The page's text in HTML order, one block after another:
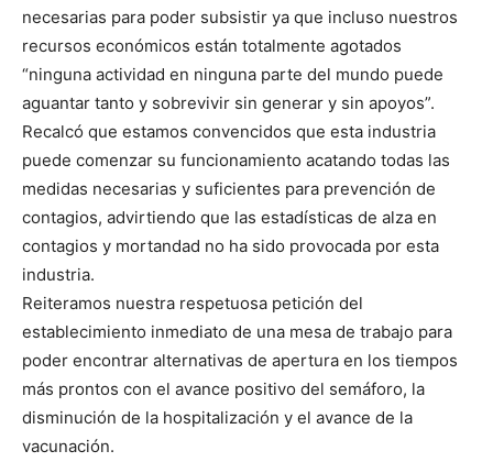
necesarias para poder subsistir ya que incluso nuestros
recursos económicos están totalmente agotados
“ninguna actividad en ninguna parte del mundo puede
aguantar tanto y sobrevivir sin generar y sin apoyos”.
Recalcó que estamos convencidos que esta industria
puede comenzar su funcionamiento acatando todas las
medidas necesarias y suficientes para prevención de
contagios, advirtiendo que las estadísticas de alza en
contagios y mortandad no ha sido provocada por esta
industria.
Reiteramos nuestra respetuosa petición del
establecimiento inmediato de una mesa de trabajo para
poder encontrar alternativas de apertura en los tiempos
más prontos con el avance positivo del semáforo, la
disminución de la hospitalización y el avance de la
vacunación.